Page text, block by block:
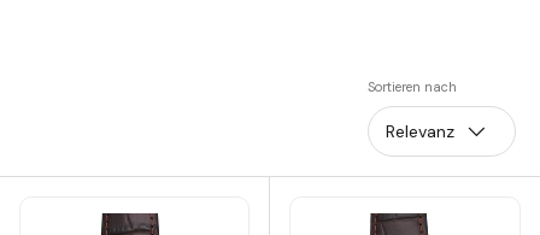
Sortieren nach
Relevanz